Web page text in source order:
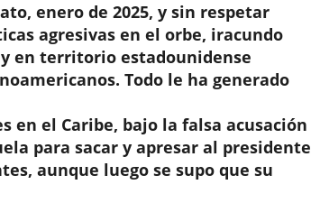
enero de 2025, y sin respetar
agresivas en el orbe, iracundo
en territorio estadounidense
Todo le ha generado
en el Caribe, bajo la falsa acusación
para sacar y apresar al presidente
aunque luego se supo que su